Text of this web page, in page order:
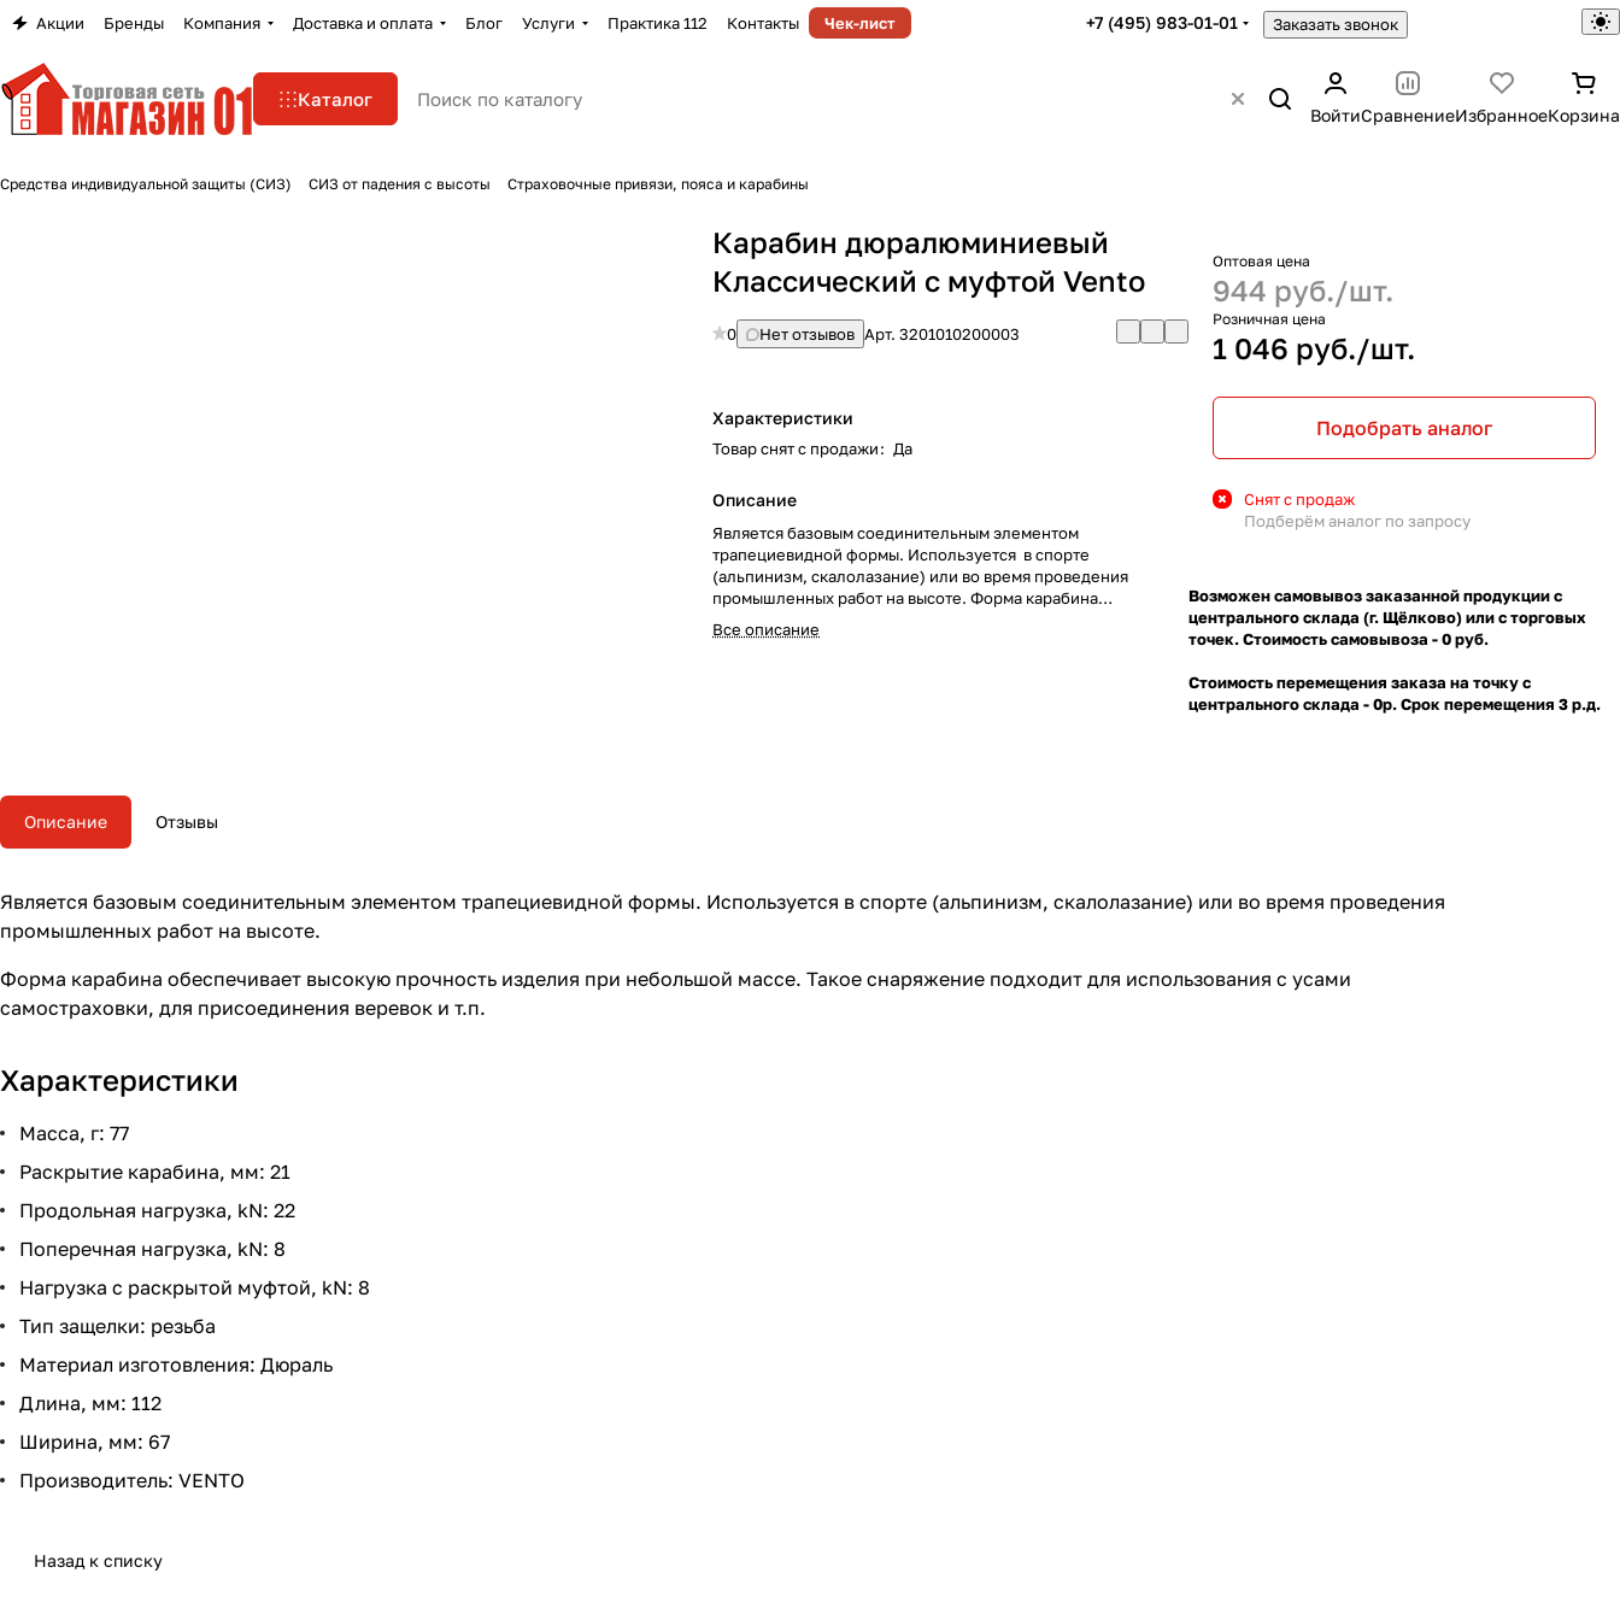
Акции Бренды Компания Доставка и оплата Блог Услуги Практика 112 Контакты Чек-лист +7 (495) 983-01-01 Заказать звонок
Каталог
ВойтиСравнениеИзбранноеКорзина
Средства индивидуальной защиты (СИЗ) СИЗ от падения с высоты Страховочные привязи, пояса и карабины
Карабин дюралюминиевый
Классический с муфтой Vento
0 Нет отзывов Арт.3201010200003
Характеристики
Товар снят с продажи: Да
Описание
Является базовым соединительным элементом
трапециевидной формы. Используется в спорте
(альпинизм, скалолазание) или во время проведения
промышленных работ на высоте. Форма карабина
обеспечивает высокую прочность изделия при небольшой
массе. Такое снаряжение подходит для использования с
Все описание
Оптовая цена
944 руб./шт.
Розничная цена
1 046 руб./шт.
Подобрать аналог
Снят с продаж
Подберём аналог по запросу
Возможен самовывоз заказанной продукции с
центрального склада (г. Щёлково) или с торговых
точек. Стоимость самовывоза - 0 руб.
Стоимость перемещения заказа на точку с
центрального склада - 0р. Срок перемещения 3 р.д.
Описание Отзывы
Является базовым соединительным элементом трапециевидной формы. Используется в спорте (альпинизм, скалолазание) или во время проведения
промышленных работ на высоте.
Форма карабина обеспечивает высокую прочность изделия при небольшой массе. Такое снаряжение подходит для использования с усами
самостраховки, для присоединения веревок и т.п.
Характеристики
Масса, г: 77
Раскрытие карабина, мм: 21
Продольная нагрузка, kN: 22
Поперечная нагрузка, kN: 8
Нагрузка с раскрытой муфтой, kN: 8
Тип защелки: резьба
Материал изготовления: Дюраль
Длина, мм: 112
Ширина, мм: 67
Производитель: VENTO
Назад к списку